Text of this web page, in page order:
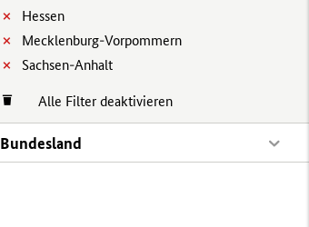
Hessen
Mecklenburg-Vorpommern
Sachsen-Anhalt
Alle Filter deaktivieren
Bundesland